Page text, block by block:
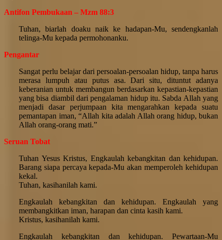
Antifon Pembukaan – Mzm 88:3
Tuhan, biarlah doaku naik ke hadapan-Mu, sendengkanlah
telinga-Mu kepada permohonanku.
Pengantar
Sangat perlu belajar dari persoalan-persoalan hidup, tanpa harus
merasa lumpuh atau putus asa. Dari situ, dituntut adanya
keberanian untuk membangun berdasarkan kepastian-kepastian
yang bisa diambil dari pengalaman hidup itu. Sabda Allah yang
menjadi dasar perjumpaan kita mengarahkan kepada suatu
pemantapan iman, “Allah kita adalah Allah orang hidup, bukan
Allah orang-orang mati.”
Seruan Tobat
Tuhan Yesus Kristus, Engkaulah kebangkitan dan kehidupan.
Barang siapa percaya kepada-Mu akan memperoleh kehidupan
kekal.
Tuhan, kasihanilah kami.
Engkaulah kebangkitan dan kehidupan. Engkaulah yang
membangkitkan iman, harapan dan cinta kasih kami.
Kristus, kasihanilah kami.
Engkaulah kebangkitan dan kehidupan. Pewartaan-Mu